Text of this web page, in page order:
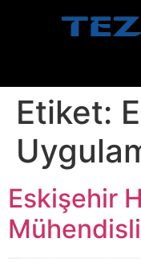
Etiket:
Eskişehir